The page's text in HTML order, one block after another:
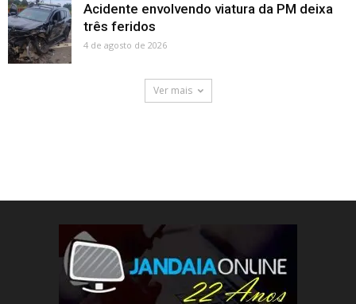
Acidente envolvendo viatura da PM deixa
três feridos
4 de agosto de 2026
Ver mais